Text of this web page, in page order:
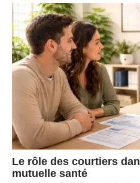
Le rôle des courtiers
mutuelle santé